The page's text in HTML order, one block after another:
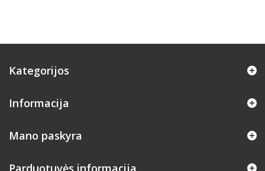
Kategorijos
Informacija
Mano paskyra
Parduotuvės informacija